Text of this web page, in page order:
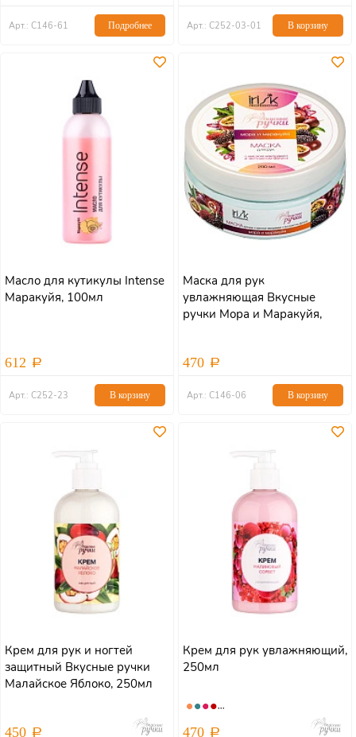
Арт.: С146-61 Подробнее Арт.: С252-03-01 В корзину
Масло для кутикулы Intense
Маракуйя, 100мл
612
Арт.: С252-23 В корзину
Маска для рук
увлажняющая Вкусные
ручки Мора и Маракуйя,
470
Арт.: С146-06 В корзину
Крем для рук и ногтей
защитный Вкусные ручки
Малайское Яблоко, 250мл
450
Крем для рук увлажняющий,
250мл
470